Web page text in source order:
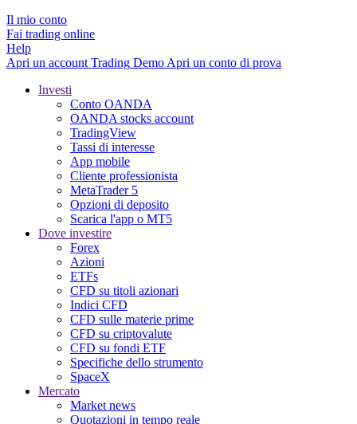
Il mio conto
Fai trading online
Help
Apri un account Trading Demo Apri un conto di prova
Investi
Conto OANDA
OANDA stocks account
TradingView
Tassi di interesse
App mobile
Cliente professionista
MetaTrader 5
Opzioni di deposito
Scarica l'app o MT5
Dove investire
Forex
Azioni
ETFs
CFD su titoli azionari
Indici CFD
CFD sulle materie prime
CFD su criptovalute
CFD su fondi ETF
Specifiche dello strumento
SpaceX
Mercato
Market news
Quotazioni in tempo reale